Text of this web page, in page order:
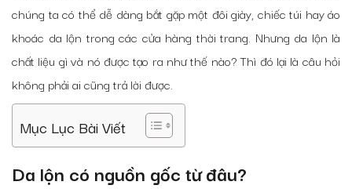
chúng ta có thể dễ dàng bắt gặp một đôi giày, chiếc túi hay áo
khoác da lộn trong các cửa hàng thời trang. Nhưng da lộn là
chất liệu gì và nó được tạo ra như thế nào? Thì đó lại là câu hỏi
không phải ai cũng trả lời được.
Mục Lục Bài Viết
Da lộn có nguồn gốc từ đâu?